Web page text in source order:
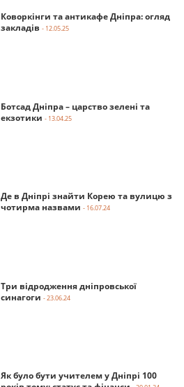
Коворкінги та антикафе Дніпра: огляд
закладів - 12.05.25
Ботсад Дніпра – царство зелені та
екзотики - 13.04.25
Де в Дніпрі знайти Корею та вулицю з
чотирма назвами - 16.07.24
Три відродження дніпровської
синагоги - 23.06.24
Як було бути учителем у Дніпрі 100